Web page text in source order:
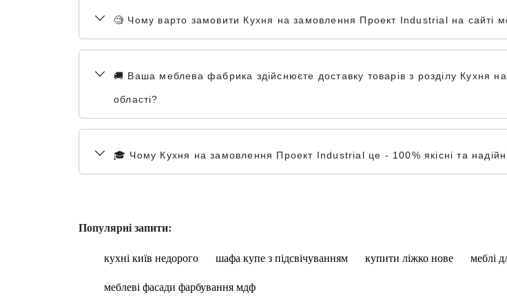
🧐 Чому варто замовити Кухня на замовлення Проект Industrial на сайті
🚚 Ваша меблева фабрика здійснюєте доставку товарів з розділу Кухня
області?
🎓 Чому Кухня на замовлення Проект Industrial це - 100% якісні та
Популярні запити:
кухні київ недорого шафа купе з підсвічуванням купити ліжко нове меблі
меблеві фасади фарбування мдф